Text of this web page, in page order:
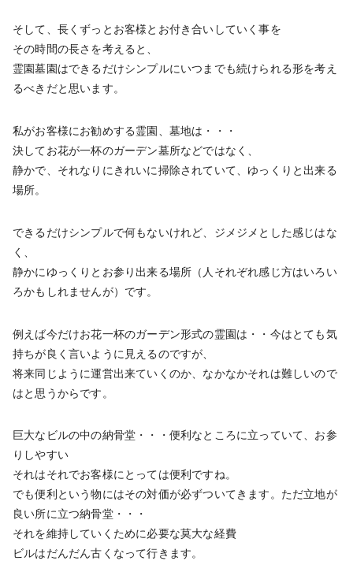
そして、長くずっとお客様とお付き合いしていく事を
その時間の長さを考えると、
霊園墓園はできるだけシンプルにいつまでも続けられる形を考え
るべきだと思います。
私がお客様にお勧めする霊園、墓地は・・・
決してお花が一杯のガーデン墓所などではなく、
静かで、それなりにきれいに掃除されていて、ゆっくりと出来る
場所。
できるだけシンプルで何もないけれど、ジメジメとした感じはな
く、
静かにゆっくりとお参り出来る場所（人それぞれ感じ方はいろい
ろかもしれませんが）です。
例えば今だけお花一杯のガーデン形式の霊園は・・今はとても気
持ちが良く言いように見えるのですが、
将来同じように運営出来ていくのか、なかなかそれは難しいので
はと思うからです。
巨大なビルの中の納骨堂・・・便利なところに立っていて、お参
りしやすい
それはそれでお客様にとっては便利ですね。
でも便利という物にはその対価が必ずついてきます。ただ立地が
良い所に立つ納骨堂・・・
それを維持していくために必要な莫大な経費
ビルはだんだん古くなって行きます。